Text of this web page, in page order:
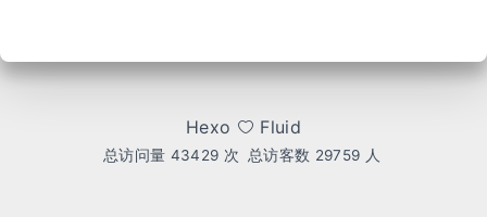
Hexo Fluid
总访问量 43429 次 总访客数 29759 人